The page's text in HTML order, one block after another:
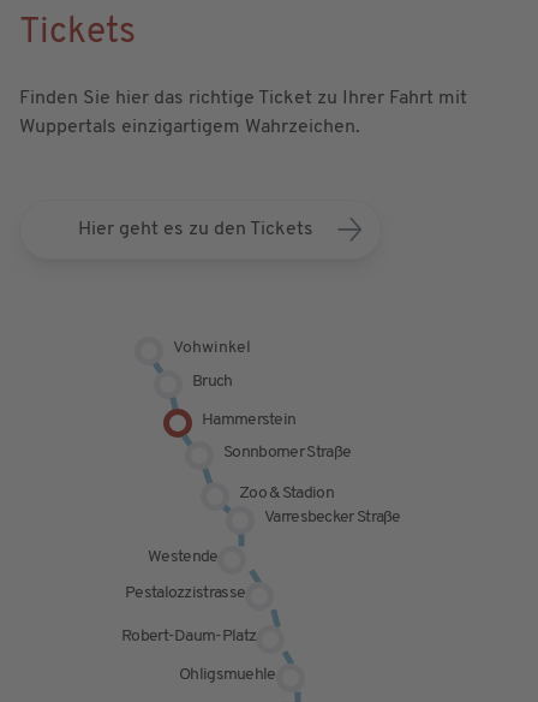
Tickets
Finden Sie hier das richtige Ticket zu Ihrer Fahrt mit
Wuppertals einzigartigem Wahrzeichen.
Hier geht es zu den Tickets
Vohwinkel
Bruch
Hammerstein
Sonnborner Straße
Zoo & Stadion
Varresbecker Straße
Westende
Pestalozzistrasse
Robert-Daum-Platz
Ohligsmuehle